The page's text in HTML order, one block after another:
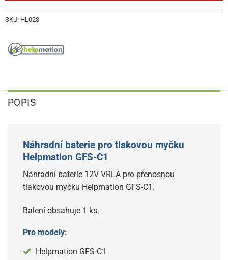
SKU: HL023
POPIS
Náhradní baterie pro tlakovou myčku
Helpmation GFS-C1
Náhradní baterie 12V VRLA pro přenosnou
tlakovou myčku Helpmation GFS-C1.
Balení obsahuje 1 ks.
Pro modely:
Helpmation GFS-C1